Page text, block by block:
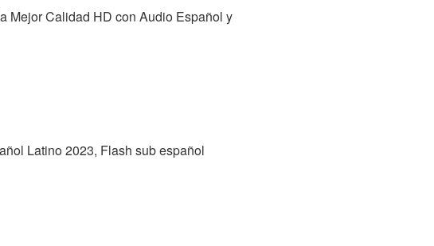
Mejor Calidad HD con Audio Español y
Latino 2023, Flash sub español